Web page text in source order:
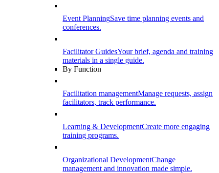
Event PlanningSave time planning events and
conferences.
Facilitator GuidesYour brief, agenda and training
materials in a single guide.
By Function
Facilitation managementManage requests, assign
facilitators, track performance.
Learning & DevelopmentCreate more engaging
training programs.
Organizational DevelopmentChange
management and innovation made simple.